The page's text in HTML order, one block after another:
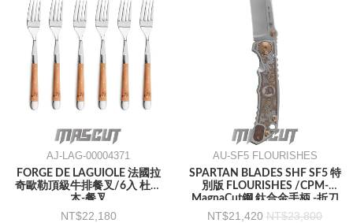
AJ-LAG-00004371
FORGE DE LAGUIOLE 法國拉
奇歐勒頂級牛排餐叉/6入 杜松
木-餐叉
22,180
AU-SF5 FLOURISHES
SPARTAN BLADES SHF SF5 特
別版 FLOURISHES /CPM-
MagnaCut鋼 鈦合金手柄 -折刀
21,420 23,800